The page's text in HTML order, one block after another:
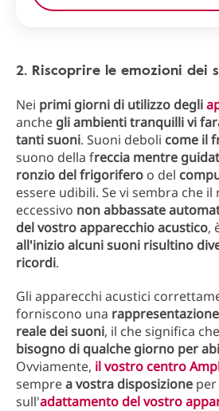
2. Riscoprire le emozioni dei
Nei primi giorni di utilizzo degli
anche gli ambienti tranquilli vi
tanti suoni. Suoni deboli come il
suono della freccia mentre
ronzio del frigorifero o del
essere udibili. Se vi sembra che il
eccessivo non abbassate
del vostro apparecchio acustico,
all'inizio alcuni suoni risultino
ricordi.
Gli apparecchi acustici
forniscono una
reale dei suoni, il che significa che
bisogno di qualche giorno per
Ovviamente, il vostro centro
semprea vostra disposizione per
sull'adattamento del vostro